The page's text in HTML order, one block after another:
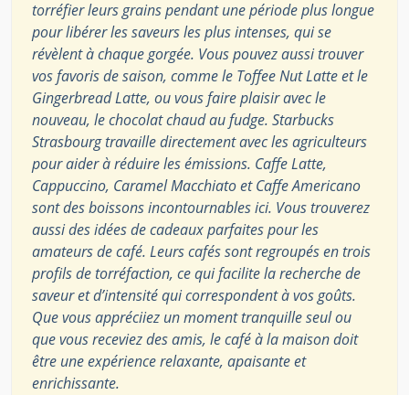
torréfier leurs grains pendant une période plus longue
pour libérer les saveurs les plus intenses, qui se
révèlent à chaque gorgée. Vous pouvez aussi trouver
vos favoris de saison, comme le Toffee Nut Latte et le
Gingerbread Latte, ou vous faire plaisir avec le
nouveau, le chocolat chaud au fudge. Starbucks
Strasbourg travaille directement avec les agriculteurs
pour aider à réduire les émissions. Caffe Latte,
Cappuccino, Caramel Macchiato et Caffe Americano
sont des boissons incontournables ici. Vous trouverez
aussi des idées de cadeaux parfaites pour les
amateurs de café. Leurs cafés sont regroupés en trois
profils de torréfaction, ce qui facilite la recherche de
saveur et d’intensité qui correspondent à vos goûts.
Que vous appréciiez un moment tranquille seul ou
que vous receviez des amis, le café à la maison doit
être une expérience relaxante, apaisante et
enrichissante.